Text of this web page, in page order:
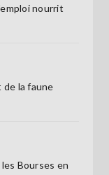
nourrit
de la faune
Bourses en